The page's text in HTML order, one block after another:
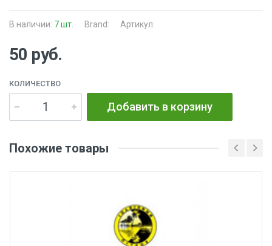
В наличии: 7 шт. Brand: Артикул:
50 руб.
КОЛИЧЕСТВО
Добавить в корзину
Похожие товары